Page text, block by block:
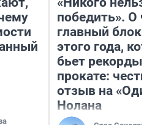
победить». О
главный
этого года,
бьет рекорды в
прокате:
отзыв на
Нолана